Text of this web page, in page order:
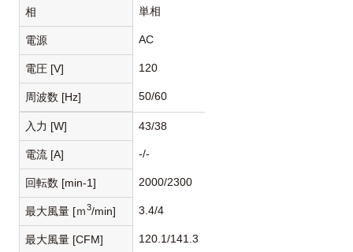
相 単相
電源 AC
電圧 [V] 120
周波数 [Hz] 50/60
入力 [W] 43/38
電流 [A] -/-
回転数 [min-1] 2000/2300
最大風量 [ｍ3/min] 3.4/4
最大風量 [CFM] 120.1/141.3